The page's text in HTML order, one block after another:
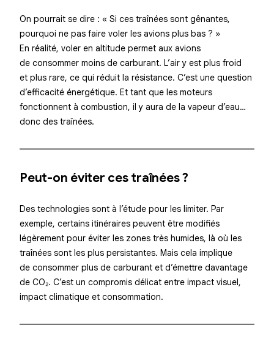
On pourrait se dire : « Si ces traînées sont gênantes,
pourquoi ne pas faire voler les avions plus bas ? »
En réalité, voler en altitude permet aux avions
de consommer moins de carburant. L’air y est plus froid
et plus rare, ce qui réduit la résistance. C’est une question
d’efficacité énergétique. Et tant que les moteurs
fonctionnent à combustion, il y aura de la vapeur d’eau…
donc des traînées.
Peut-on éviter ces traînées ?
Des technologies sont à l’étude pour les limiter. Par
exemple, certains itinéraires peuvent être modifiés
légèrement pour éviter les zones très humides, là où les
traînées sont les plus persistantes. Mais cela implique
de consommer plus de carburant et d’émettre davantage
de CO₂. C’est un compromis délicat entre impact visuel,
impact climatique et consommation.